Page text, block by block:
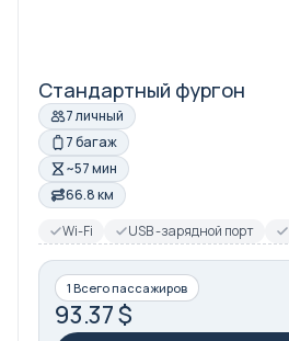
Стандартный фургон
7 личный
7 багаж
~57 мин
66.8 км
Wi-Fi
USB -зарядной порт
1 Всего пассажиров
93.37 $